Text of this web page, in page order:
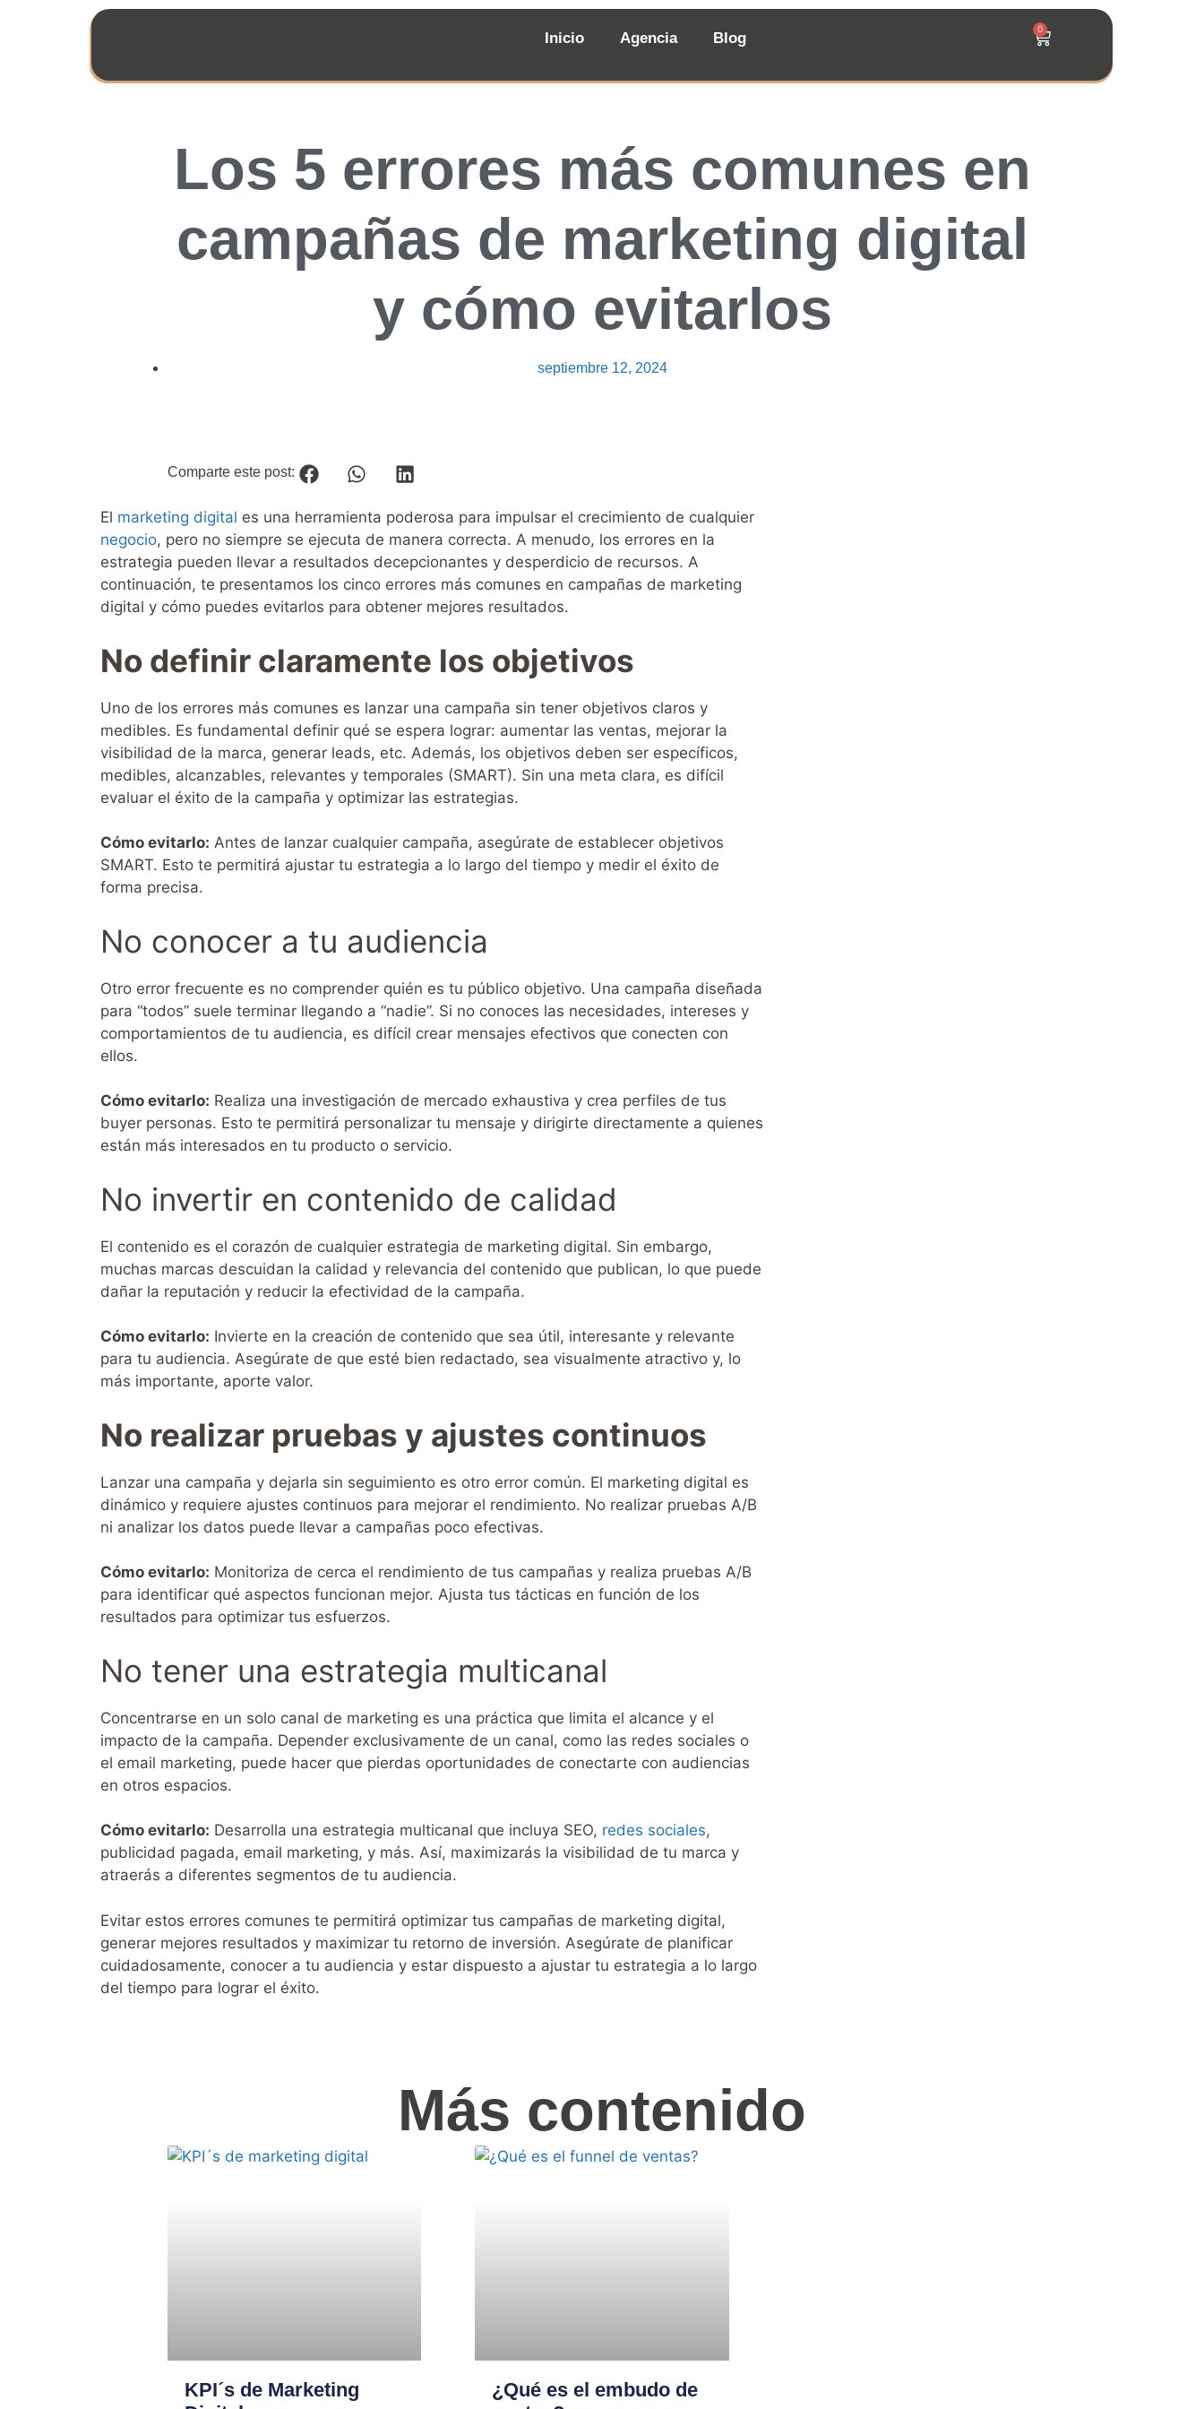
Inicio Agencia Blog
0
Los 5 errores más comunes en
campañas de marketing digital
y cómo evitarlos
septiembre 12, 2024
Comparte este post:
El marketing digital es una herramienta poderosa para impulsar el crecimiento de cualquier
negocio, pero no siempre se ejecuta de manera correcta. A menudo, los errores en la
estrategia pueden llevar a resultados decepcionantes y desperdicio de recursos. A
continuación, te presentamos los cinco errores más comunes en campañas de marketing
digital y cómo puedes evitarlos para obtener mejores resultados.
No definir claramente los objetivos
Uno de los errores más comunes es lanzar una campaña sin tener objetivos claros y
medibles. Es fundamental definir qué se espera lograr: aumentar las ventas, mejorar la
visibilidad de la marca, generar leads, etc. Además, los objetivos deben ser específicos,
medibles, alcanzables, relevantes y temporales (SMART). Sin una meta clara, es difícil
evaluar el éxito de la campaña y optimizar las estrategias.
Cómo evitarlo: Antes de lanzar cualquier campaña, asegúrate de establecer objetivos
SMART. Esto te permitirá ajustar tu estrategia a lo largo del tiempo y medir el éxito de
forma precisa.
No conocer a tu audiencia
Otro error frecuente es no comprender quién es tu público objetivo. Una campaña diseñada
para “todos” suele terminar llegando a “nadie”. Si no conoces las necesidades, intereses y
comportamientos de tu audiencia, es difícil crear mensajes efectivos que conecten con
ellos.
Cómo evitarlo: Realiza una investigación de mercado exhaustiva y crea perfiles de tus
buyer personas. Esto te permitirá personalizar tu mensaje y dirigirte directamente a quienes
están más interesados en tu producto o servicio.
No invertir en contenido de calidad
El contenido es el corazón de cualquier estrategia de marketing digital. Sin embargo,
muchas marcas descuidan la calidad y relevancia del contenido que publican, lo que puede
dañar la reputación y reducir la efectividad de la campaña.
Cómo evitarlo: Invierte en la creación de contenido que sea útil, interesante y relevante
para tu audiencia. Asegúrate de que esté bien redactado, sea visualmente atractivo y, lo
más importante, aporte valor.
No realizar pruebas y ajustes continuos
Lanzar una campaña y dejarla sin seguimiento es otro error común. El marketing digital es
dinámico y requiere ajustes continuos para mejorar el rendimiento. No realizar pruebas A/B
ni analizar los datos puede llevar a campañas poco efectivas.
Cómo evitarlo: Monitoriza de cerca el rendimiento de tus campañas y realiza pruebas A/B
para identificar qué aspectos funcionan mejor. Ajusta tus tácticas en función de los
resultados para optimizar tus esfuerzos.
No tener una estrategia multicanal
Concentrarse en un solo canal de marketing es una práctica que limita el alcance y el
impacto de la campaña. Depender exclusivamente de un canal, como las redes sociales o
el email marketing, puede hacer que pierdas oportunidades de conectarte con audiencias
en otros espacios.
Cómo evitarlo: Desarrolla una estrategia multicanal que incluya SEO, redes sociales,
publicidad pagada, email marketing, y más. Así, maximizarás la visibilidad de tu marca y
atraerás a diferentes segmentos de tu audiencia.
Evitar estos errores comunes te permitirá optimizar tus campañas de marketing digital,
generar mejores resultados y maximizar tu retorno de inversión. Asegúrate de planificar
cuidadosamente, conocer a tu audiencia y estar dispuesto a ajustar tu estrategia a lo largo
del tiempo para lograr el éxito.
Más contenido
KPI´s de Marketing
¿Qué es el embudo de